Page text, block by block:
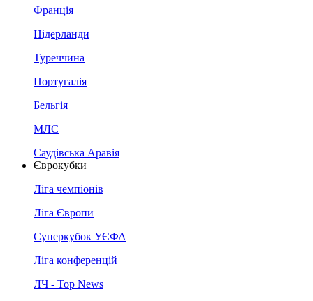
Франція
Нідерланди
Туреччина
Португалія
Бельгія
МЛС
Саудівська Аравія
Єврокубки
Ліга чемпіонів
Ліга Європи
Суперкубок УЄФА
Ліга конференцій
ЛЧ - Top News